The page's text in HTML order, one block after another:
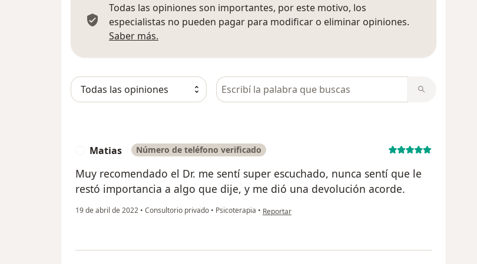
Todas las opiniones son importantes, por este motivo, los
especialistas no pueden pagar para modificar o eliminar opiniones.
Saber más.
Busca en opiniones
Matias Número de teléfono verificado
Muy recomendado el Dr. me sentí super escuchado, nunca sentí que le
restó importancia a algo que dije, y me dió una devolución acorde.
19 de abril de 2022 • Consultorio privado • Psicoterapia • en opinión del usuario Matias
Reportar